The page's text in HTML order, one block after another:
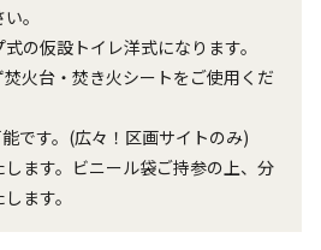
。
の仮設トイレ洋式になります。
焚火台・焚き火シートをご使用くだ
です。(広々！区画サイトのみ)
します。ビニール袋ご持参の上、分
ます。